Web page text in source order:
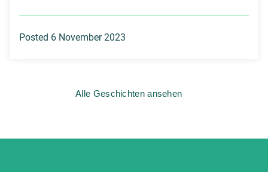
Posted 6 November 2023
Alle Geschichten ansehen